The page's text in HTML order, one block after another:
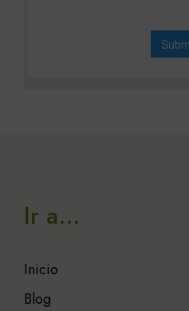
Ir a…
Inicio
Blog